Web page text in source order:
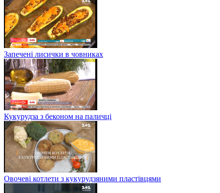
Запечені лисички в човниках
Кукурудза з беконом на паличці
Овочеві котлети з кукурудзяними пластівцями